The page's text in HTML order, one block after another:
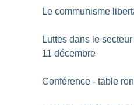
Le communisme
Luttes dans le
11 décembre
Conférence - table